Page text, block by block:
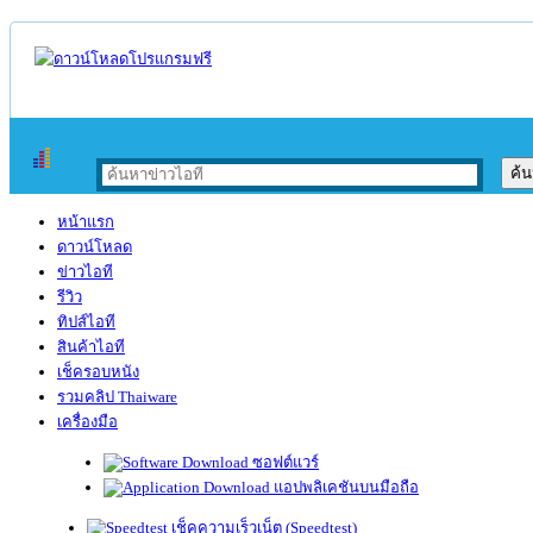
หน้าแรก
ดาวน์โหลด
ข่าวไอที
รีวิว
ทิปส์ไอที
สินค้าไอที
เช็ครอบหนัง
รวมคลิป Thaiware
เครื่องมือ
ซอฟต์แวร์
แอปพลิเคชันบนมือถือ
เช็คความเร็วเน็ต (Speedtest)